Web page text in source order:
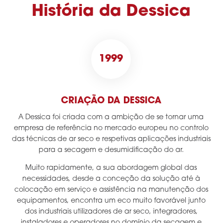
História da Dessica
1999
CRIAÇÃO DA DESSICA
A Dessica foi criada com a ambição de se tornar uma
empresa de referência no mercado europeu no controlo
das técnicas de ar seco e respetivas aplicações industriais
para a secagem e desumidificação do ar.
Muito rapidamente, a sua abordagem global das
necessidades, desde a conceção da solução até à
colocação em serviço e assistência na manutenção dos
equipamentos, encontra um eco muito favorável junto
dos industriais utilizadores de ar seco, integradores,